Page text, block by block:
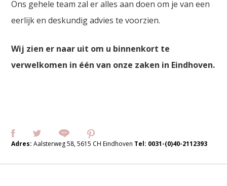
Ons gehele team zal er alles aan doen om je van een
eerlijk en deskundig advies te voorzien.
Wij zien er naar uit om u binnenkort te
verwelkomen in één van onze zaken in Eindhoven.
Adres:Aalsterweg 58, 5615 CH Eindhoven Tel: 0031-(0)40-2112393